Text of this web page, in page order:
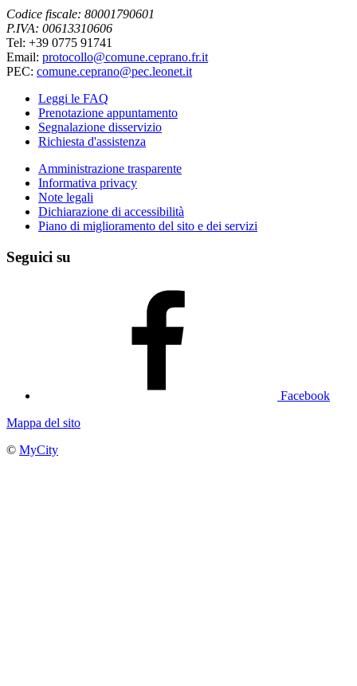
Codice fiscale: 80001790601
P.IVA: 00613310606
Tel: +39 0775 91741
Email: protocollo@comune.ceprano.fr.it
PEC: comune.ceprano@pec.leonet.it
Leggi le FAQ
Prenotazione appuntamento
Segnalazione disservizio
Richiesta d'assistenza
Amministrazione trasparente
Informativa privacy
Note legali
Dichiarazione di accessibilità
Piano di miglioramento del sito e dei servizi
Seguici su
Facebook
Mappa del sito
© MyCity